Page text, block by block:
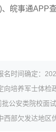
、皖事通APP
名时间确定：
向培养军士体检
公安类院校面